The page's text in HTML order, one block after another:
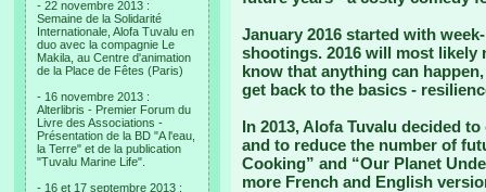
- 22 novembre 2013 :
Semaine de la Solidarité
Internationale, Alofa Tuvalu en
duo avec la compagnie Le
Makila, au Centre d'animation
de la Place de Fêtes (Paris)
- 16 novembre 2013 :
Alterlibris - Premier Forum du
Livre des Associations -
Présentation de la BD "A l'eau,
la Terre" et de la publication
"Tuvalu Marine Life".
- 16 et 17 septembre 2013 :
January 2016 started with
shootings. 2016 will most likely
know that anything can
get back to the basics -
In 2013, Alofa Tuvalu decided
and to reduce the number of
Cooking” and “Our Planet
more French and English